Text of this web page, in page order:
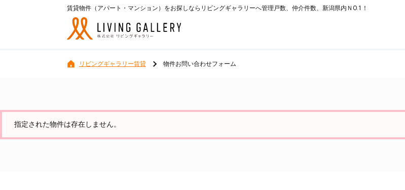
賃貸物件（アパート・マンション）をお探しならリビングギャラリーへ管理戸数、仲介件数、新潟県内ＮO.1！
リビングギャラリー賃貸 物件お問い合わせフォーム
指定された物件は存在しません。